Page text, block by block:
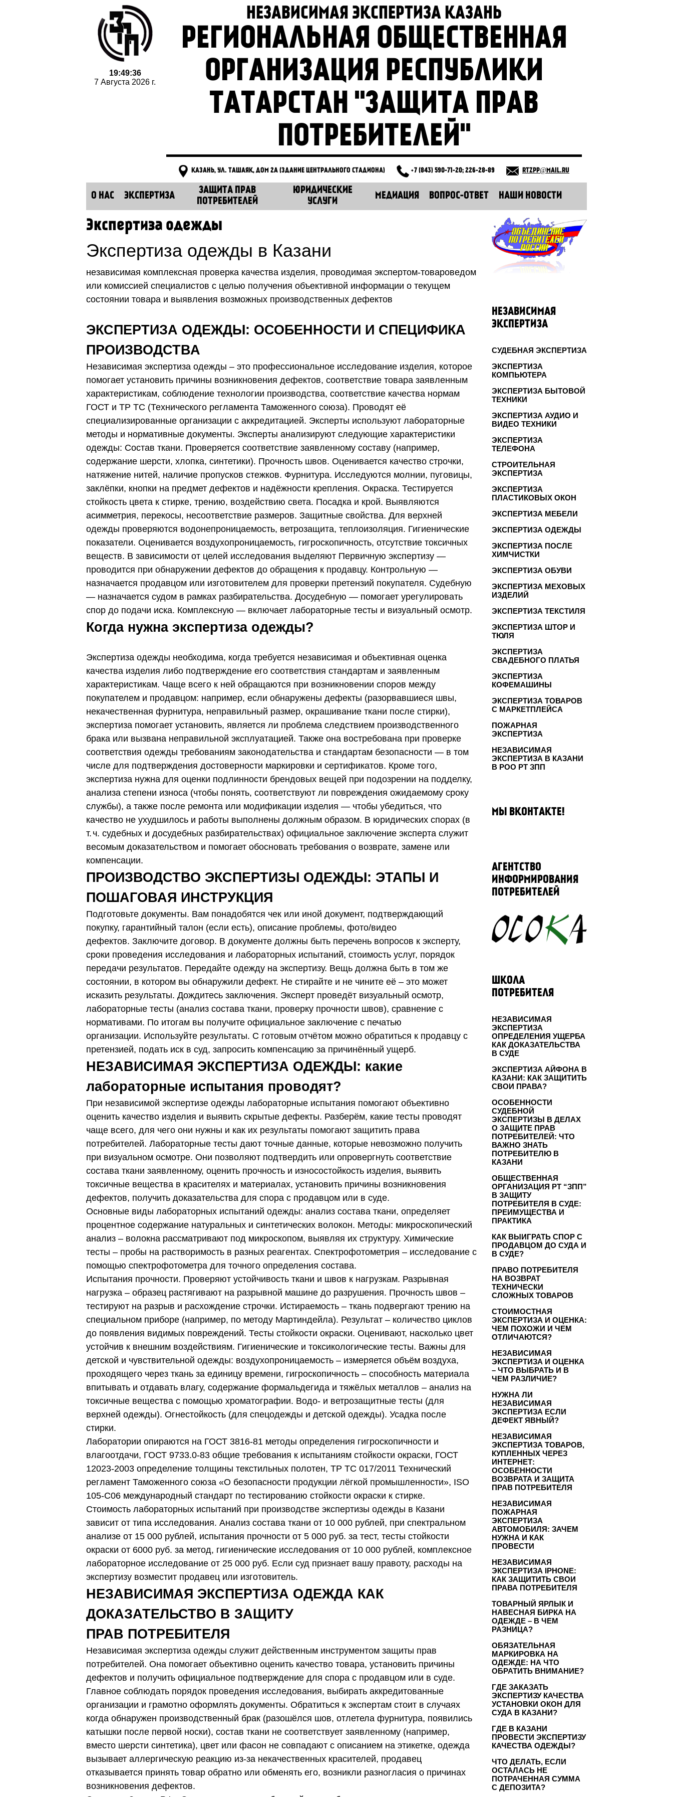
19:49:37
7 Августа 2026 г.
НЕЗАВИСИМАЯ ЭКСПЕРТИЗА КАЗАНЬ
РЕГИОНАЛЬНАЯ ОБЩЕСТВЕННАЯ
ОРГАНИЗАЦИЯ РЕСПУБЛИКИ
ТАТАРСТАН "ЗАЩИТА ПРАВ
ПОТРЕБИТЕЛЕЙ"
КАЗАНЬ, УЛ. ТАШАЯК, ДОМ 2А (ЗДАНИЕ ЦЕНТРАЛЬНОГО СТАДИОНА) +7 (843) 590-71-20; 226-28-89 RTZPP@MAIL.RU
О НАС ЭКСПЕРТИЗА
ЗАЩИТА ПРАВ
ПОТРЕБИТЕЛЕЙ
ЮРИДИЧЕСКИЕ
УСЛУГИ
МЕДИАЦИЯ ВОПРОС-ОТВЕТ НАШИ НОВОСТИ
Экспертиза одежды
Экспертиза одежды в Казани
независимая комплексная проверка качества изделия, проводимая экспертом‑товароведом
или комиссией специалистов с целью получения объективной информации о текущем
состоянии товара и выявления возможных производственных дефектов
ЭКСПЕРТИЗА ОДЕЖДЫ: ОСОБЕННОСТИ И СПЕЦИФИКА
ПРОИЗВОДСТВА
Независимая экспертиза одежды – это профессиональное исследование изделия, которое
помогает установить причины возникновения дефектов, соответствие товара заявленным
характеристикам, соблюдение технологии производства, соответствие качества нормам
ГОСТ и ТР ТС (Технического регламента Таможенного союза). Проводят её
специализированные организации с аккредитацией. Эксперты используют лабораторные
методы и нормативные документы. Эксперты анализируют следующие характеристики
одежды: Состав ткани. Проверяется соответствие заявленному составу (например,
содержание шерсти, хлопка, синтетики). Прочность швов. Оценивается качество строчки,
натяжение нитей, наличие пропусков стежков. Фурнитура. Исследуются молнии, пуговицы,
заклёпки, кнопки на предмет дефектов и надёжности крепления. Окраска. Тестируется
стойкость цвета к стирке, трению, воздействию света. Посадка и крой. Выявляются
асимметрия, перекосы, несоответствие размеров. Защитные свойства. Для верхней
одежды проверяются водонепроницаемость, ветрозащита, теплоизоляция. Гигиенические
показатели. Оценивается воздухопроницаемость, гигроскопичность, отсутствие токсичных
веществ. В зависимости от целей исследования выделяют Первичную экспертизу —
проводится при обнаружении дефектов до обращения к продавцу. Контрольную —
назначается продавцом или изготовителем для проверки претензий покупателя. Судебную
— назначается судом в рамках разбирательства. Досудебную — помогает урегулировать
спор до подачи иска. Комплексную — включает лабораторные тесты и визуальный осмотр.
Когда нужна экспертиза одежды?
Экспертиза одежды необходима, когда требуется независимая и объективная оценка
качества изделия либо подтверждение его соответствия стандартам и заявленным
характеристикам. Чаще всего к ней обращаются при возникновении споров между
покупателем и продавцом: например, если обнаружены дефекты (разорвавшиеся швы,
некачественная фурнитура, неправильный размер, окрашивание ткани после стирки),
экспертиза помогает установить, является ли проблема следствием производственного
брака или вызвана неправильной эксплуатацией. Также она востребована при проверке
соответствия одежды требованиям законодательства и стандартам безопасности — в том
числе для подтверждения достоверности маркировки и сертификатов. Кроме того,
экспертиза нужна для оценки подлинности брендовых вещей при подозрении на подделку,
анализа степени износа (чтобы понять, соответствуют ли повреждения ожидаемому сроку
службы), а также после ремонта или модификации изделия — чтобы убедиться, что
качество не ухудшилось и работы выполнены должным образом. В юридических спорах (в
т. ч. судебных и досудебных разбирательствах) официальное заключение эксперта служит
весомым доказательством и помогает обосновать требования о возврате, замене или
компенсации.
ПРОИЗВОДСТВО ЭКСПЕРТИЗЫ ОДЕЖДЫ: ЭТАПЫ И
ПОШАГОВАЯ ИНСТРУКЦИЯ
Подготовьте документы. Вам понадобятся чек или иной документ, подтверждающий
покупку, гарантийный талон (если есть), описание проблемы, фото/видео
дефектов. Заключите договор. В документе должны быть перечень вопросов к эксперту,
сроки проведения исследования и лабораторных испытаний, стоимость услуг, порядок
передачи результатов. Передайте одежду на экспертизу. Вещь должна быть в том же
состоянии, в котором вы обнаружили дефект. Не стирайте и не чините её – это может
исказить результаты. Дождитесь заключения. Эксперт проведёт визуальный осмотр,
лабораторные тесты (анализ состава ткани, проверку прочности швов), сравнение с
нормативами. По итогам вы получите официальное заключение с печатью
организации. Используйте результаты. С готовым отчётом можно обратиться к продавцу с
претензией, подать иск в суд, запросить компенсацию за причинённый ущерб.
НЕЗАВИСИМАЯ ЭКСПЕРТИЗА ОДЕЖДЫ: какие
лабораторные испытания проводят?
При независимой экспертизе одежды лабораторные испытания помогают объективно
оценить качество изделия и выявить скрытые дефекты. Разберём, какие тесты проводят
чаще всего, для чего они нужны и как их результаты помогают защитить права
потребителей. Лабораторные тесты дают точные данные, которые невозможно получить
при визуальном осмотре. Они позволяют подтвердить или опровергнуть соответствие
состава ткани заявленному, оценить прочность и износостойкость изделия, выявить
токсичные вещества в красителях и материалах, установить причины возникновения
дефектов, получить доказательства для спора с продавцом или в суде.
Основные виды лабораторных испытаний одежды: анализ состава ткани, определяет
процентное содержание натуральных и синтетических волокон. Методы: микроскопический
анализ – волокна рассматривают под микроскопом, выявляя их структуру. Химические
тесты – пробы на растворимость в разных реагентах. Спектрофотометрия – исследование с
помощью спектрофотометра для точного определения состава.
Испытания прочности. Проверяют устойчивость ткани и швов к нагрузкам. Разрывная
нагрузка – образец растягивают на разрывной машине до разрушения. Прочность швов –
тестируют на разрыв и расхождение строчки. Истираемость – ткань подвергают трению на
специальном приборе (например, по методу Мартиндейла). Результат – количество циклов
до появления видимых повреждений. Тесты стойкости окраски. Оценивают, насколько цвет
устойчив к внешним воздействиям. Гигиенические и токсикологические тесты. Важны для
детской и чувствительной одежды: воздухопроницаемость – измеряется объём воздуха,
проходящего через ткань за единицу времени, гигроскопичность – способность материала
впитывать и отдавать влагу, содержание формальдегида и тяжёлых металлов – анализ на
токсичные вещества с помощью хроматографии. Водо- и ветрозащитные тесты (для
верхней одежды). Огнестойкость (для спецодежды и детской одежды). Усадка после
стирки.
Лаборатории опираются на ГОСТ 3816‑81 методы определения гигроскопичности и
влагоотдачи, ГОСТ 9733.0‑83 общие требования к испытаниям стойкости окраски, ГОСТ
12023‑2003 определение толщины текстильных полотен, ТР ТС 017/2011 Технический
регламент Таможенного союза «О безопасности продукции лёгкой промышленности», ISO
105‑C06 международный стандарт по тестированию стойкости окраски к стирке.
Стоимость лабораторных испытаний при производстве экспертизы одежды в Казани
зависит от типа исследования. Анализ состава ткани от 10 000 рублей, при спектральном
анализе от 15 000 рублей, испытания прочности от 5 000 руб. за тест, тесты стойкости
окраски от 6000 руб. за метод, гигиенические исследования от 10 000 рублей, комплексное
лабораторное исследование от 25 000 руб. Если суд признает вашу правоту, расходы на
экспертизу возместит продавец или изготовитель.
НЕЗАВИСИМАЯ ЭКСПЕРТИЗА ОДЕЖДА КАК
ДОКАЗАТЕЛЬСТВО В ЗАЩИТУ
ПРАВ ПОТРЕБИТЕЛЯ
Независимая экспертиза одежды служит действенным инструментом защиты прав
потребителей. Она помогает объективно оценить качество товара, установить причины
дефектов и получить официальное подтверждение для спора с продавцом или в суде.
Главное соблюдать порядок проведения исследования, выбирать аккредитованные
организации и грамотно оформлять документы. Обратиться к экспертам стоит в случаях
когда обнаружен производственный брак (разошёлся шов, отлетела фурнитура, появились
катышки после первой носки), состав ткани не соответствует заявленному (например,
вместо шерсти синтетика), цвет или фасон не совпадают с описанием на этикетке, одежда
вызывает аллергическую реакцию из‑за некачественных красителей, продавец
отказывается принять товар обратно или обменять его, возникли разногласия о причинах
возникновения дефектов.
НЕЗАВИСИМАЯ
ЭКСПЕРТИЗА
СУДЕБНАЯ ЭКСПЕРТИЗА
ЭКСПЕРТИЗА
КОМПЬЮТЕРА
ЭКСПЕРТИЗА БЫТОВОЙ
ТЕХНИКИ
ЭКСПЕРТИЗА АУДИО И
ВИДЕО ТЕХНИКИ
ЭКСПЕРТИЗА
ТЕЛЕФОНА
СТРОИТЕЛЬНАЯ
ЭКСПЕРТИЗА
ЭКСПЕРТИЗА
ПЛАСТИКОВЫХ ОКОН
ЭКСПЕРТИЗА МЕБЕЛИ
ЭКСПЕРТИЗА ОДЕЖДЫ
ЭКСПЕРТИЗА ПОСЛЕ
ХИМЧИСТКИ
ЭКСПЕРТИЗА ОБУВИ
ЭКСПЕРТИЗА МЕХОВЫХ
ИЗДЕЛИЙ
ЭКСПЕРТИЗА ТЕКСТИЛЯ
ЭКСПЕРТИЗА ШТОР И
ТЮЛЯ
ЭКСПЕРТИЗА
СВАДЕБНОГО ПЛАТЬЯ
ЭКСПЕРТИЗА
КОФЕМАШИНЫ
ЭКСПЕРТИЗА ТОВАРОВ
С МАРКЕТПЛЕЙСА
ПОЖАРНАЯ
ЭКСПЕРТИЗА
НЕЗАВИСИМАЯ
ЭКСПЕРТИЗА В КАЗАНИ
В РОО РТ ЗПП
МЫ ВКОНТАКТЕ!
АГЕНТСТВО
ИНФОРМИРОВАНИЯ
ПОТРЕБИТЕЛЕЙ
ШКОЛА
ПОТРЕБИТЕЛЯ
НЕЗАВИСИМАЯ
ЭКСПЕРТИЗА
ОПРЕДЕЛЕНИЯ УЩЕРБА
КАК ДОКАЗАТЕЛЬСТВА
В СУДЕ
ЭКСПЕРТИЗА АЙФОНА В
КАЗАНИ: КАК ЗАЩИТИТЬ
СВОИ ПРАВА?
ОСОБЕННОСТИ
СУДЕБНОЙ
ЭКСПЕРТИЗЫ В ДЕЛАХ
О ЗАЩИТЕ ПРАВ
ПОТРЕБИТЕЛЕЙ: ЧТО
ВАЖНО ЗНАТЬ
ПОТРЕБИТЕЛЮ В
КАЗАНИ
ОБЩЕСТВЕННАЯ
ОРГАНИЗАЦИЯ РТ “ЗПП”
В ЗАЩИТУ
ПОТРЕБИТЕЛЯ В СУДЕ:
ПРЕИМУЩЕСТВА И
ПРАКТИКА
КАК ВЫИГРАТЬ СПОР С
ПРОДАВЦОМ ДО СУДА И
В СУДЕ?
ПРАВО ПОТРЕБИТЕЛЯ
НА ВОЗВРАТ
ТЕХНИЧЕСКИ
СЛОЖНЫХ ТОВАРОВ
СТОИМОСТНАЯ
ЭКСПЕРТИЗА И ОЦЕНКА:
ЧЕМ ПОХОЖИ И ЧЕМ
ОТЛИЧАЮТСЯ?
НЕЗАВИСИМАЯ
ЭКСПЕРТИЗА И ОЦЕНКА
– ЧТО ВЫБРАТЬ И В
ЧЕМ РАЗЛИЧИЕ?
НУЖНА ЛИ
НЕЗАВИСИМАЯ
ЭКСПЕРТИЗА ЕСЛИ
ДЕФЕКТ ЯВНЫЙ?
НЕЗАВИСИМАЯ
ЭКСПЕРТИЗА ТОВАРОВ,
КУПЛЕННЫХ ЧЕРЕЗ
ИНТЕРНЕТ:
ОСОБЕННОСТИ
ВОЗВРАТА И ЗАЩИТА
ПРАВ ПОТРЕБИТЕЛЯ
НЕЗАВИСИМАЯ
ПОЖАРНАЯ
ЭКСПЕРТИЗА
АВТОМОБИЛЯ: ЗАЧЕМ
НУЖНА И КАК
ПРОВЕСТИ
НЕЗАВИСИМАЯ
ЭКСПЕРТИЗА IPHONE:
КАК ЗАЩИТИТЬ СВОИ
ПРАВА ПОТРЕБИТЕЛЯ
ТОВАРНЫЙ ЯРЛЫК И
НАВЕСНАЯ БИРКА НА
ОДЕЖДЕ – В ЧЕМ
РАЗНИЦА?
ОБЯЗАТЕЛЬНАЯ
МАРКИРОВКА НА
ОДЕЖДЕ: НА ЧТО
ОБРАТИТЬ ВНИМАНИЕ?
ГДЕ ЗАКАЗАТЬ
ЭКСПЕРТИЗУ КАЧЕСТВА
УСТАНОВКИ ОКОН ДЛЯ
СУДА В КАЗАНИ?
ГДЕ В КАЗАНИ
ПРОВЕСТИ ЭКСПЕРТИЗУ
КАЧЕСТВА ОДЕЖДЫ?
ЧТО ДЕЛАТЬ, ЕСЛИ
ОСТАЛАСЬ НЕ
ПОТРАЧЕННАЯ СУММА
С ДЕПОЗИТА?